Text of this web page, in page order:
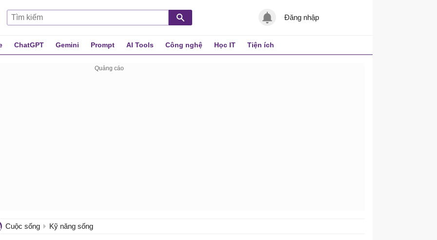
Đăng nhập
ChatGPT Gemini Prompt AI Tools Công nghệ Học IT Tiện ích
Cuộc sống Kỹ năng sống